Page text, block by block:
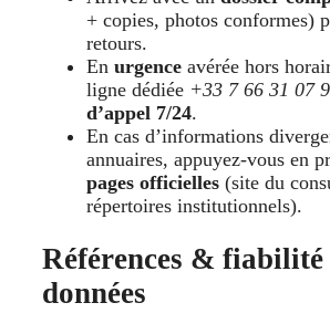
+ copies, photos conformes)
retours.
En urgence avérée hors
ligne dédiée +33 7 66 31 07
d’appel 7/24.
En cas d’informations
annuaires, appuyez-vous en
pages officielles (site du
répertoires institutionnels).
Références & fiabilité
données